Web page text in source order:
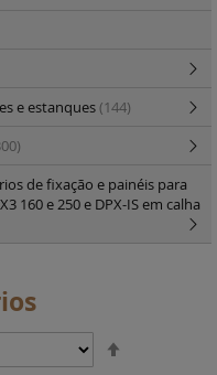
e estanques(144)
de fixação e painéis para
160 e 250 e DPX-IS em calha